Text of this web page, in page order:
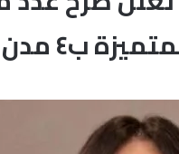
ب٤ مدن جديدة